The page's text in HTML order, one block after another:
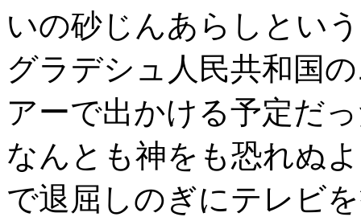
いの砂じんあらしとい
グラデシュ人民共和国
アーで出かける予定だ
なんとも神をも恐れぬ
で退屈しのぎにテレビ